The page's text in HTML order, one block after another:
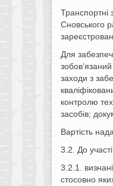
Транспортні
Сновського
Для
заходи з
контролю
засобів;
Вартість
3.2. До
3.2.1.
стосовно